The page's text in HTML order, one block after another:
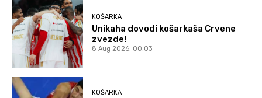
KOŠARKA
Unikaha dovodi košarkaša Crvene
zvezde!
8 Aug 2026. 00:03
KOŠARKA